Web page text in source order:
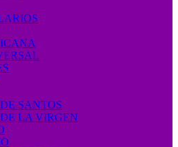
SANTOS
LA VIRGEN